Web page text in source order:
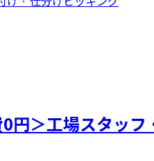
＞工場スタッフ